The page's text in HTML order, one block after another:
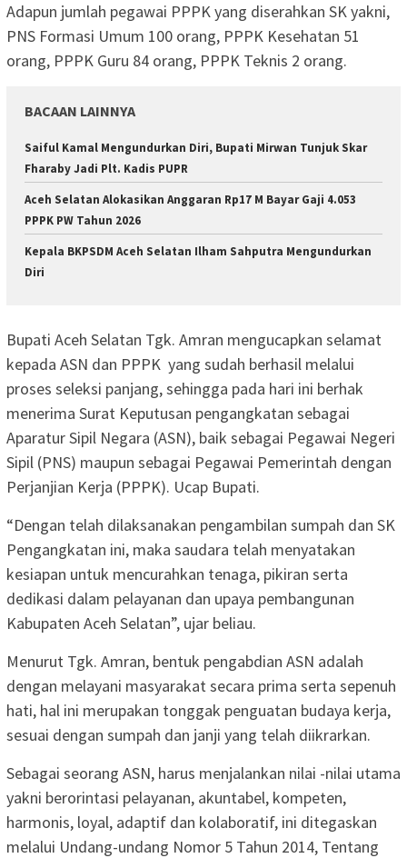
Adapun jumlah pegawai PPPK yang diserahkan SK yakni,
PNS Formasi Umum 100 orang, PPPK Kesehatan 51
orang, PPPK Guru 84 orang, PPPK Teknis 2 orang.
BACAAN LAINNYA
Saiful Kamal Mengundurkan Diri, Bupati Mirwan Tunjuk Skar
Fharaby Jadi Plt. Kadis PUPR
Aceh Selatan Alokasikan Anggaran Rp17 M Bayar Gaji 4.053
PPPK PW Tahun 2026
Kepala BKPSDM Aceh Selatan Ilham Sahputra Mengundurkan
Diri
Bupati Aceh Selatan Tgk. Amran mengucapkan selamat
kepada ASN dan PPPK yang sudah berhasil melalui
proses seleksi panjang, sehingga pada hari ini berhak
menerima Surat Keputusan pengangkatan sebagai
Aparatur Sipil Negara (ASN), baik sebagai Pegawai Negeri
Sipil (PNS) maupun sebagai Pegawai Pemerintah dengan
Perjanjian Kerja (PPPK). Ucap Bupati.
“Dengan telah dilaksanakan pengambilan sumpah dan SK
Pengangkatan ini, maka saudara telah menyatakan
kesiapan untuk mencurahkan tenaga, pikiran serta
dedikasi dalam pelayanan dan upaya pembangunan
Kabupaten Aceh Selatan”, ujar beliau.
Menurut Tgk. Amran, bentuk pengabdian ASN adalah
dengan melayani masyarakat secara prima serta sepenuh
hati, hal ini merupakan tonggak penguatan budaya kerja,
sesuai dengan sumpah dan janji yang telah diikrarkan.
Sebagai seorang ASN, harus menjalankan nilai -nilai utama
yakni berorintasi pelayanan, akuntabel, kompeten,
harmonis, loyal, adaptif dan kolaboratif, ini ditegaskan
melalui Undang-undang Nomor 5 Tahun 2014, Tentang